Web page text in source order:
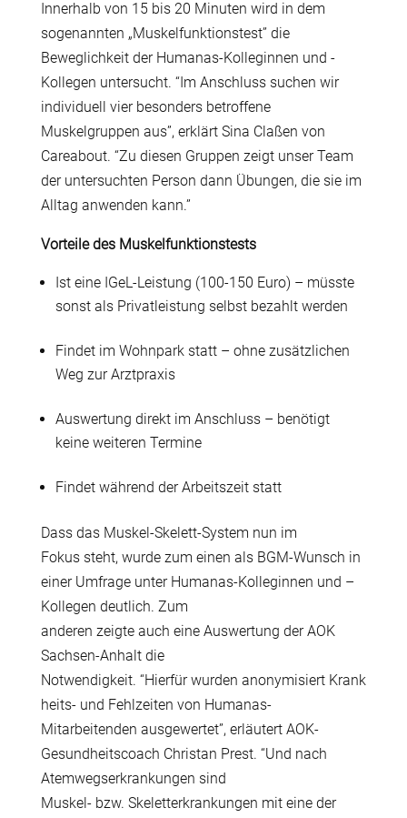
Innerhalb von 15 bis 20 Minuten wird in dem
sogenannten „Muskelfunktionstest” die
Beweglichkeit der Humanas-Kolleginnen und -
Kollegen untersucht. “Im Anschluss suchen wir
individuell vier besonders betroffene
Muskelgruppen aus”, erklärt Sina Claßen von
Careabout. “Zu diesen Gruppen zeigt unser Team
der untersuchten Person dann Übungen, die sie im
Alltag anwenden kann.”
Vorteile des Muskelfunktionstests
Ist eine IGeL-Leistung (100-150 Euro) – müsste
sonst als Privatleistung selbst bezahlt werden
Findet im Wohnpark statt – ohne zusätzlichen
Weg zur Arztpraxis
Auswertung direkt im Anschluss – benötigt
keine weiteren Termine
Findet während der Arbeitszeit statt
Dass das Muskel-Skelett-System nun im
Fokus steht, wurde zum einen als BGM-Wunsch in
einer Umfrage unter Humanas-Kolleginnen und –
Kollegen deutlich. Zum
anderen zeigte auch eine Auswertung der AOK
Sachsen-Anhalt die
Notwendigkeit. “Hierfür wurden anonymisiert Krank
heits- und Fehlzeiten von Humanas-
Mitarbeitenden ausgewertet”, erläutert AOK-
Gesundheitscoach Christan Prest. “Und nach
Atemwegserkrankungen sind
Muskel- bzw. Skeletterkrankungen mit eine der